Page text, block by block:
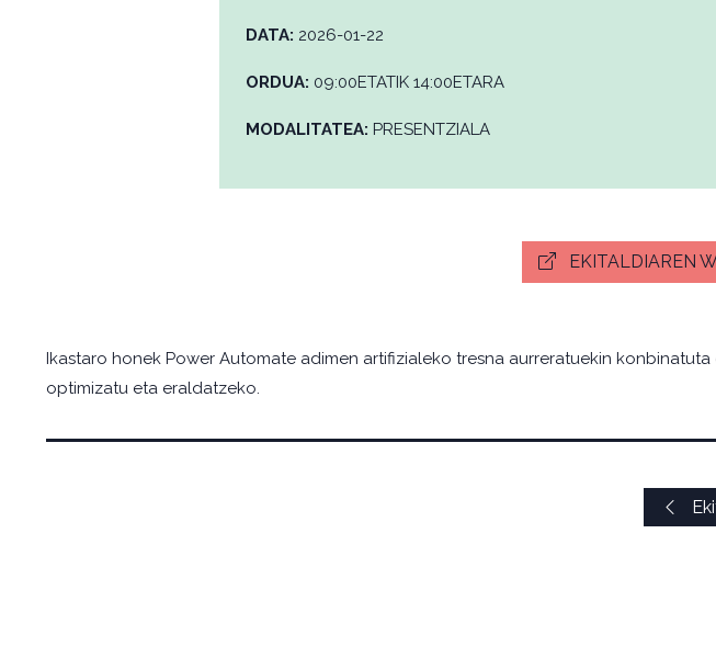
DATA: 2026-01-22
ORDUA: 09:00ETATIK 14:00ETARA
MODALITATEA: PRESENTZIALA
EKITALDIAREN
Ikastaro honek Power Automate adimen artifizialeko tresna aurreratuekin
optimizatu eta eraldatzeko.